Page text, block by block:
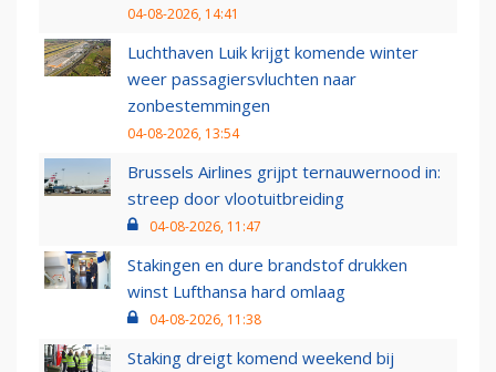
04-08-2026, 14:41
Luchthaven Luik krijgt komende winter
weer passagiersvluchten naar
zonbestemmingen
04-08-2026, 13:54
Brussels Airlines grijpt ternauwernood in:
streep door vlootuitbreiding
04-08-2026, 11:47
Stakingen en dure brandstof drukken
winst Lufthansa hard omlaag
04-08-2026, 11:38
Staking dreigt komend weekend bij